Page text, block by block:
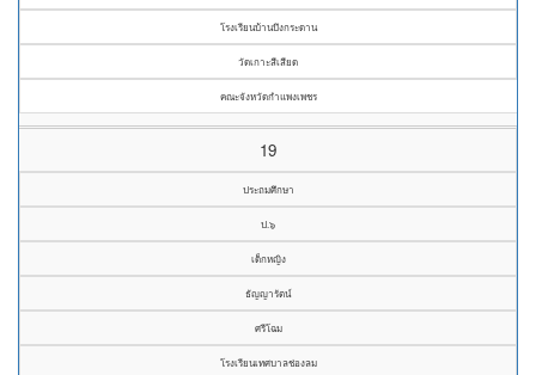
โรงเรียนบ้านบึงกระดาน
วัดเกาะสีเสียด
คณะจังหวัดกำแพงเพชร
19
ประถมศึกษา
ป.๖
เด็กหญิง
ธัญญารัตน์
ศรีโฉม
โรงเรียนเทศบาลช่องลม